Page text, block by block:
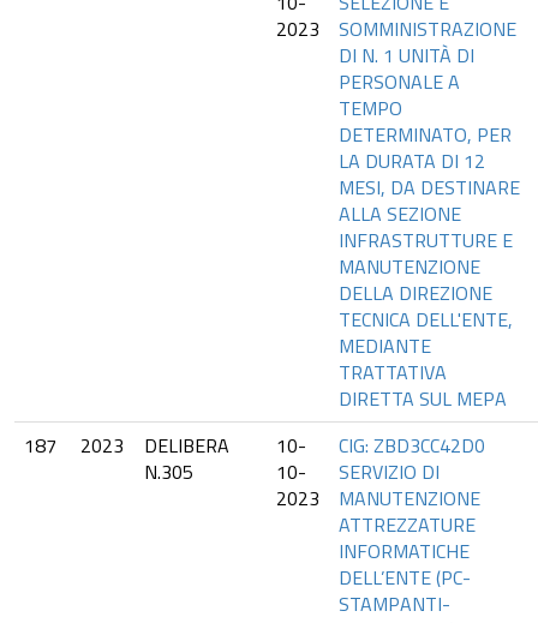
2023
SOMMINISTRAZIONE
DI N. 1 UNITÀ DI
PERSONALE A
TEMPO
DETERMINATO, PER
LA DURATA DI 12
MESI, DA DESTINARE
ALLA SEZIONE
INFRASTRUTTURE E
MANUTENZIONE
DELLA DIREZIONE
TECNICA DELL'ENTE,
MEDIANTE
TRATTATIVA
DIRETTA SUL MEPA
187
2023
DELIBERA
N.305
10-
10-
2023
CIG: ZBD3CC42D0
SERVIZIO DI
MANUTENZIONE
ATTREZZATURE
INFORMATICHE
DELL’ENTE (PC-
STAMPANTI-